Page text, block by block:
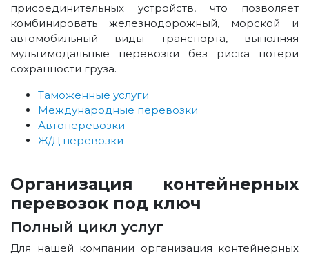
присоединительных устройств, что позволяет
комбинировать железнодорожный, морской и
автомобильный виды транспорта, выполняя
мультимодальные перевозки без риска потери
сохранности груза.
Таможенные услуги
Международные перевозки
Автоперевозки
Ж/Д перевозки
Организация контейнерных
перевозок под ключ
Полный цикл услуг
Для нашей компании организация контейнерных